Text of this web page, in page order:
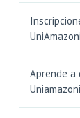
Aprende a